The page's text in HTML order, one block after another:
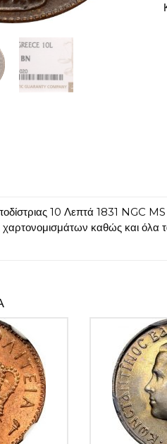
10 Λεπτά 1831 NGC
χαρτονομισμάτων καθώς και